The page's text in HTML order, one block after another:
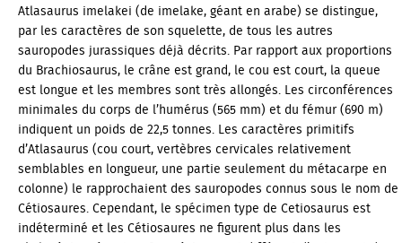
Atlasaurus imelakei (de imelake, géant en arabe) se distingue,
par les caractères de son squelette, de tous les autres
sauropodes jurassiques déjà décrits. Par rapport aux proportions
du Brachiosaurus, le crâne est grand, le cou est court, la queue
est longue et les membres sont très allongés. Les circonférences
minimales du corps de l’humérus (565 mm) et du fémur (690 m)
indiquent un poids de 22,5 tonnes. Les caractères primitifs
d’Atlasaurus (cou court, vertèbres cervicales relativement
semblables en longueur, une partie seulement du métacarpe en
colonne) le rapprochaient des sauropodes connus sous le nom de
Cétiosaures. Cependant, le spécimen type de Cetiosaurus est
indéterminé et les Cétiosaures ne figurent plus dans les